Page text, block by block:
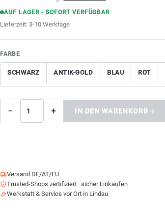
AUF LAGER - SOFORT VERFÜGBAR
Lieferzeit:3-10 Werktage
FARBE
SCHWARZ ANTIK-GOLD BLAU ROT
− + IN DEN WARENKORB
Versand DE/AT/EU
Trusted-Shops zertifiziert · sicher Einkaufen
Werkstatt & Service vor Ort in Lindau